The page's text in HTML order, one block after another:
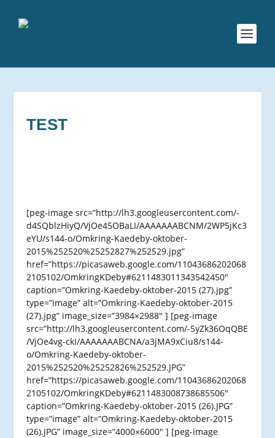
TEST
[peg-image src=”http://lh3.googleusercontent.com/-
d4SQblzHiyQ/VjOe45OBaLI/AAAAAAABCNM/2WP5jKc3
eYU/s144-o/Omkring-Kaedeby-oktober-
2015%252520%25252827%252529.jpg”
href=”https://picasaweb.google.com/11043686202068
2105102/OmkringKDeby#6211483011343542450″
caption=”Omkring-Kaedeby-oktober-2015 (27).jpg”
type=”image” alt=”Omkring-Kaedeby-oktober-2015
(27).jpg” image_size=”3984×2988″ ] [peg-image
src=”http://lh3.googleusercontent.com/-5yZk36OqQBE
/VjOe4vg-ckI/AAAAAAABCNA/a3jMA9xCiu8/s144-
o/Omkring-Kaedeby-oktober-
2015%252520%25252826%252529.JPG”
href=”https://picasaweb.google.com/11043686202068
2105102/OmkringKDeby#6211483008738685506″
caption=”Omkring-Kaedeby-oktober-2015 (26).JPG”
type=”image” alt=”Omkring-Kaedeby-oktober-2015
(26).JPG” image_size=”4000×6000″ ] [peg-image